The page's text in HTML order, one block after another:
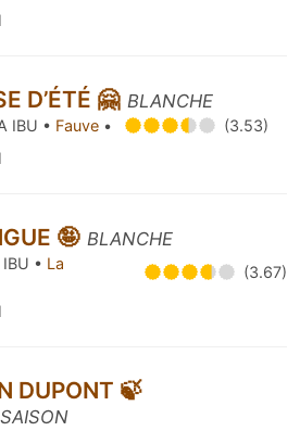
D’ÉTÉ 🤗 BLANCHE
IBU • Fauve •
(3.53)
🤪 BLANCHE
• La
(3.67)
DUPONT 🍃